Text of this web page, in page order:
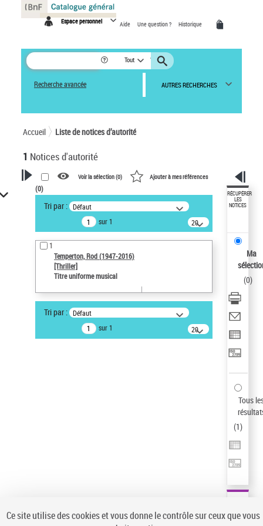
Espace personnel Aide Une question ? Historique
Tout
Recherche avancée AUTRES RECHERCHES
Accueil Liste de notices d’autorité
1 Notices d'autorité
VOTRE RECHERCHE
Recherche avancée dans les
notices d’autorité
Œuvres liées à l'auteur :
Temperton, Rod (1947-2016)
Auteur d’œuvre
Type de notice d'autorité
Voir la sélection (0) Ajouter à mes références
(0)
Tri par : Défaut
sur 1
20
résultats/page
1
Temperton, Rod (1947-2016)
[Thriller]
Titre uniforme musical
Tri par : Défaut
sur 1
20
résultats/page
RÉCUPÉRER
LES
NOTICES
Ma
(0)
Tous
(1)
Panneau de gestion des cookies
Ce site utilise des cookies et vous donne le contrôle sur ceux que vous